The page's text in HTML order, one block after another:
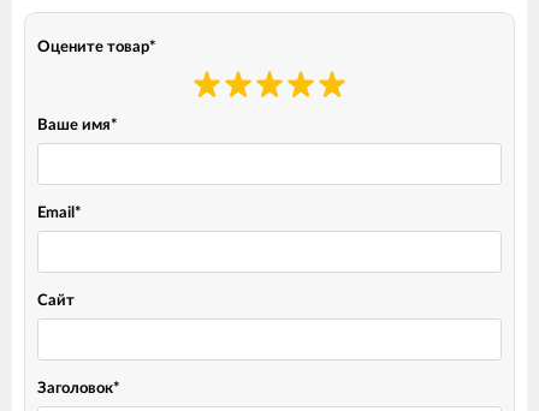
Оцените товар*
Ваше имя*
Email *
Сайт
Заголовок*